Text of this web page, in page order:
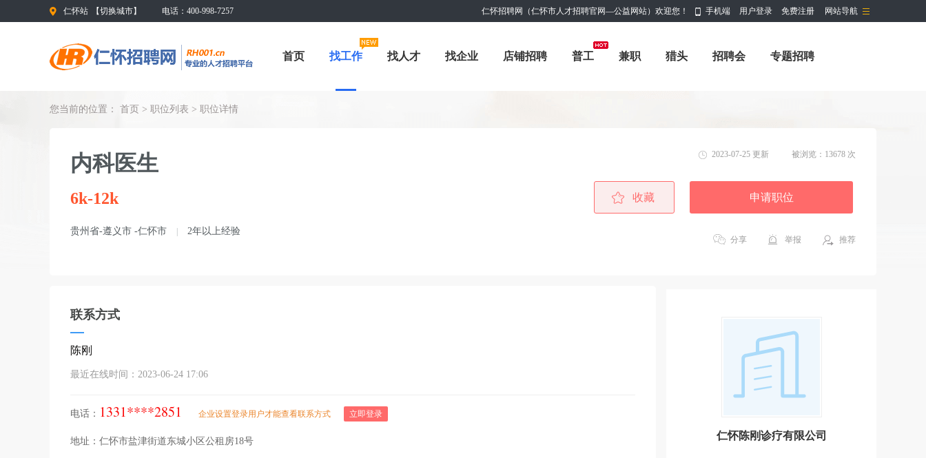
仁怀站 【切换城市】 电话：400-998-7257 网站导航
仁怀招聘网（仁怀市人才招聘官网—公益网站）欢迎您！ 手机端 用户登录 免费注册
首页 找工作 找人才 找企业 店铺招聘 普工 兼职 猎头 招聘会 专题招聘
您当前的位置： 首页 > 职位列表 > 职位详情
内科医生
6k-12k
贵州省-遵义市 -仁怀市 2年以上经验
2023-07-25 更新 被浏览： 13678 次
收藏 申请职位
推荐
举报
分享
联系方式
陈刚
最近在线时间：2023-06-24 17:06
电话： 1331****2851 企业设置登录用户才能查看联系方式 立即登录
地址：仁怀市盐津街道东城小区公租房18号 仁怀陈刚诊疗有限公司